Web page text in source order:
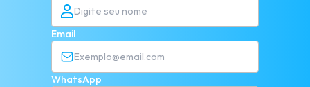
Email
WhatsApp